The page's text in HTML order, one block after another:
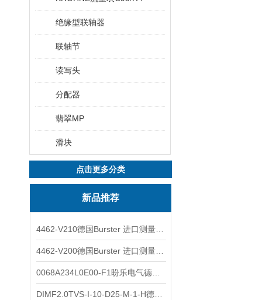
绝缘型联轴器
联轴节
读写头
分配器
翡翠MP
滑块
点击更多分类
新品推荐